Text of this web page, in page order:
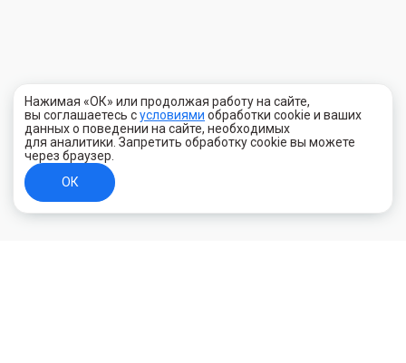
Нажимая «ОК» или продолжая работу на сайте,
вы соглашаетесь сусловиями обработки cookie и ваших
данных о поведении на сайте, необходимых
для аналитики. Запретить обработку cookie вы можете
через браузер.
ОК